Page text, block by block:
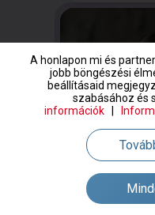
A honlapon mi és
jobb böngészési
beállításaid
szabásához és
információk